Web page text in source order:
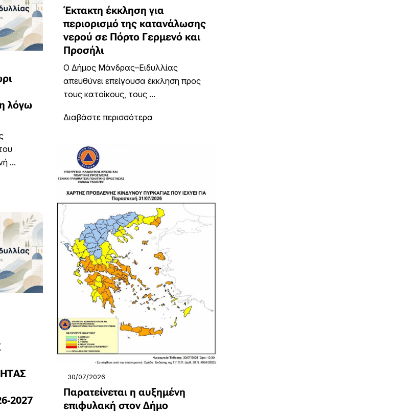
λόγω
...
Έκτακτη έκκληση για
περιορισμό της κατανάλωσης
νερού σε Πόρτο Γερμενό και
Προσήλι
Ο Δήμος Μάνδρας–Ειδυλλίας
απευθύνει επείγουσα έκκληση προς
τους κατοίκους, τους ...
Διαβάστε περισσότερα
2027
30/07/2026
Παρατείνεται η αυξημένη
επιφυλακή στον Δήμο